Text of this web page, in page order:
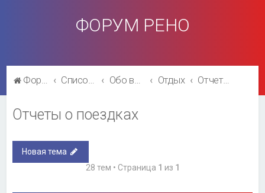
ФОРУМ РЕНО
Форум Рено Список форумов Обо всём остальном Отдых Отчеты о поездках
Отчеты о поездках
Новая тема
28 тем • Страница 1 из 1